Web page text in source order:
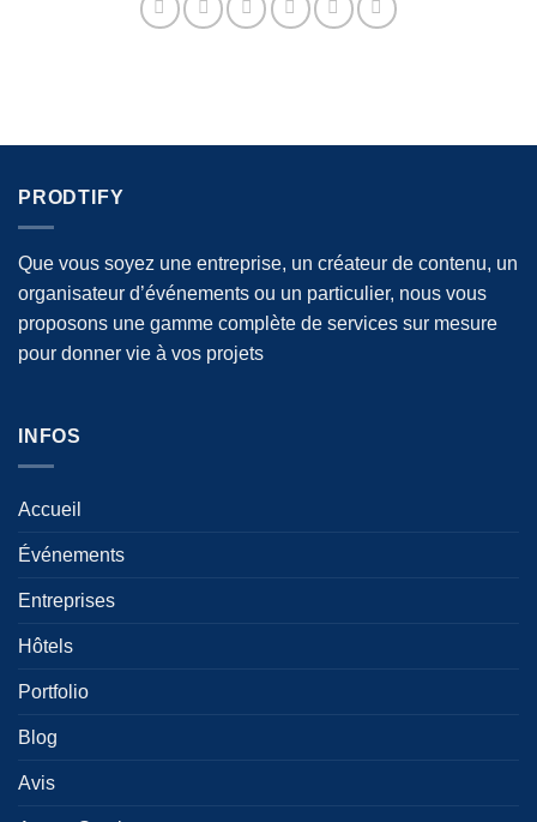
PRODTIFY
Que vous soyez une entreprise, un créateur de contenu, un
organisateur d’événements ou un particulier, nous vous
proposons une gamme complète de services sur mesure
pour donner vie à vos projets
INFOS
Accueil
Événements
Entreprises
Hôtels
Portfolio
Blog
Avis